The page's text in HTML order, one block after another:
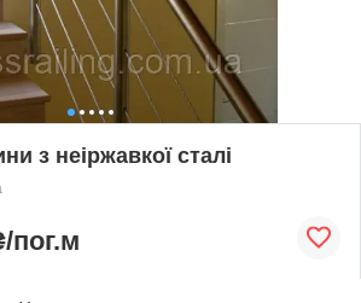
з неіржавкої сталі
пог.м